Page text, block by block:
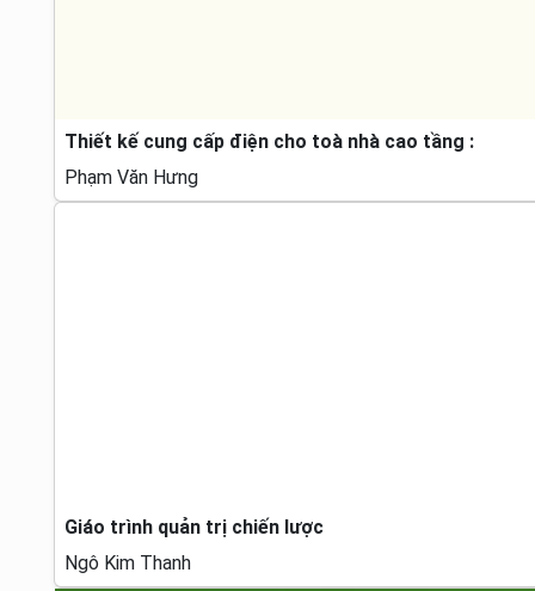
Thiết kế cung cấp điện cho toà nhà cao tầng :
Phạm Văn Hưng
Giáo trình quản trị chiến lược
Ngô Kim Thanh